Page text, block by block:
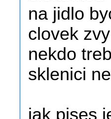
na jidlo
clovek
nekdo
sklenici
jak pises